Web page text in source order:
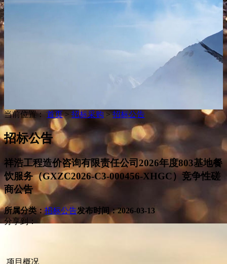
当前位置： 首页> 招标采购 >招标公告
招标公告
祥浩工程造价咨询有限责任公司2026年度803基地餐
饮服务（GXZC2026-C3-000456-XHGC）竞争性磋
商公告
所属分类： 招标公告发布时间：2026-03-13
分享到：
项目概况